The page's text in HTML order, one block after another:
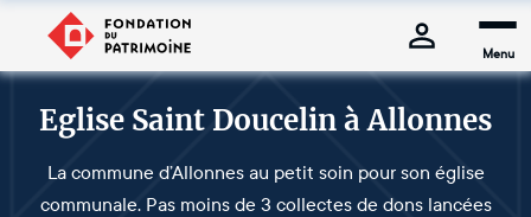
Menu
Eglise Saint Doucelin à Allonnes
La commune d’Allonnes au petit soin pour son église
communale. Pas moins de 3 collectes de dons lancées